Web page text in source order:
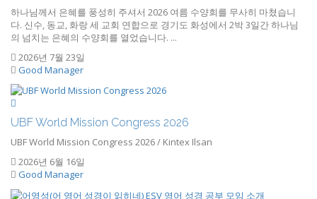
하나님께서 은혜를 풍성히 주셔서 2026 여름 수양회를 무사히 마쳤습니
다. 신수, 동교, 화랑 세 교회 연합으로 경기도 화성에서 2박 3일간 하나님
의 넘치는 은혜의 수양회를 열었습니다. ...
2026년 7월 23일
Good Manager
UBF World Mission Congress 2026
UBF World Mission Congress 2026 / Kintex Ilsan
2026년 6월 16일
Good Manager